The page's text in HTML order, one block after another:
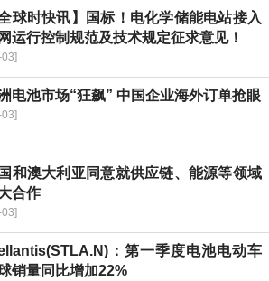
全球时快讯】国标！电化学储能电站接入
运行控制规范及技术规定征求意见！
03]
电池市场“狂飙” 中国企业海外订单抢眼
03]
和澳大利亚同意就供应链、能源等领域
合作
03]
：第一季度电池电动车
销量同比增加22%